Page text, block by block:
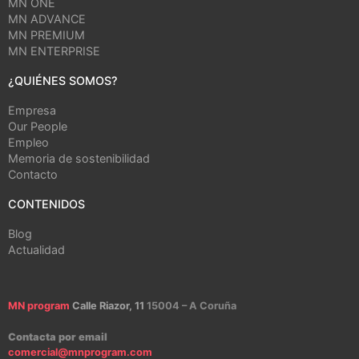
MN ADVANCE
MN PREMIUM
MN ENTERPRISE
¿QUIÉNES SOMOS?
Empresa
Our People
Empleo
Memoria de sostenibilidad
Contacto
CONTENIDOS
Blog
Actualidad
MN program Calle Riazor, 11 15004 – A Coruña
Contacta por email
comercial@mnprogram.com